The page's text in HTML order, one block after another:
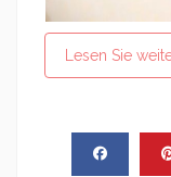
Lesen Sie